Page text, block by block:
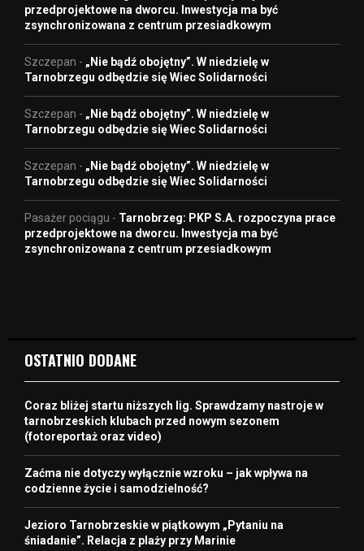
przedprojektowe na dworcu. Inwestycja ma być
zsynchronizowana z centrum przesiadkowym
Szczepan - „Nie bądź obojętny”. W niedzielę w
Tarnobrzegu odbędzie się Wiec Solidarności
Szczepan - „Nie bądź obojętny”. W niedzielę w
Tarnobrzegu odbędzie się Wiec Solidarności
Szczepan - „Nie bądź obojętny”. W niedzielę w
Tarnobrzegu odbędzie się Wiec Solidarności
Pasażer pociągu - Tarnobrzeg: PKP S.A. rozpoczyna prace
przedprojektowe na dworcu. Inwestycja ma być
zsynchronizowana z centrum przesiadkowym
OSTATNIO DODANE
Coraz bliżej startu niższych lig. Sprawdzamy nastroje w
tarnobrzeskich klubach przed nowym sezonem
(fotoreportaż oraz video)
Zaćma nie dotyczy wyłącznie wzroku – jak wpływa na
codzienne życie i samodzielność?
Jezioro Tarnobrzeskie w piątkowym „Pytaniu na
śniadanie”. Relacja z plaży przy Marinie